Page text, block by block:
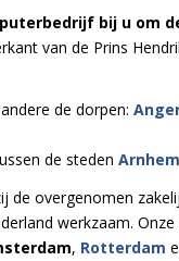
bij u om
van de Prins
de dorpen:
de steden Arnhem
de overgenomen
werkzaam.
, Rotterdam